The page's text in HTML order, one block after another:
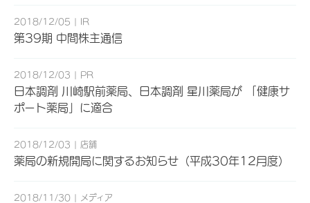
2018/12/05 IR
第39期 中間株主通信
2018/12/03 PR
日本調剤 川崎駅前薬局、日本調剤 星川薬局が 「健康サ
ポート薬局」に適合
2018/12/03 店舗
薬局の新規開局に関するお知らせ（平成30年12月度）
2018/11/30 メディア